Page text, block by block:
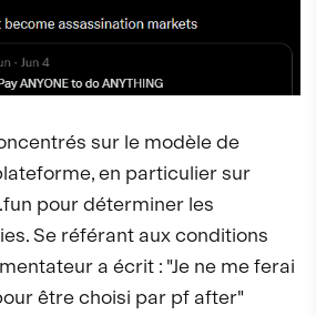
sur le modèle de
en particulier sur
pour déterminer les
Se référant aux conditions
a écrit : "Je ne me ferai
être choisi par pf after"